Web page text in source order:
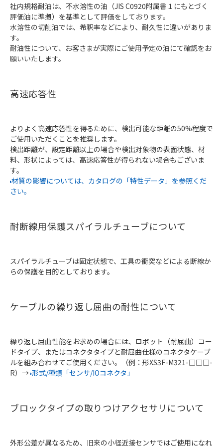
社内規格耐油は、不水溶性の油（JIS C0920附属書１にもとづく
評価油に準拠）を基準として評価をしております。
水溶性の切削油では、希釈率などにより、耐久性に違いがありま
す。
耐油性について、お客さまが実際にご使用予定の油にて確認をお
願いいたします。
高速応答性
よりよく高速応答性を得るために、検出可能な距離の50%程度で
ご使用いただくことを推奨します。
検出距離が、設定距離以上の場合や検出対象物の表面状態、材
料、形状によっては、高速応答性が得られない場合もございま
す。
材質の影響については、カタログの「特性データ」を参照くだ
さい。
耐断線用保護スパイラルチューブについて
スパイラルチューブは固定状態で、工具の衝突などによる断線か
らの保護を目的としております。
ケーブルの繰り返し屈曲の耐性について
繰り返し屈曲性能をお求めの場合には、ロボット（耐屈曲）コー
ドタイプ、またはコネクタタイプと耐屈曲仕様のコネクタケーブ
ルを組み合わせてご使用ください。（例：形XS3F-M321-□□□-
R）→ 形式/種類「センサ/IOコネクタ」
ブロックタイプの取りつけアクセサリについて
外形公差が異なるため、旧来の小径近接センサではご使用になれ